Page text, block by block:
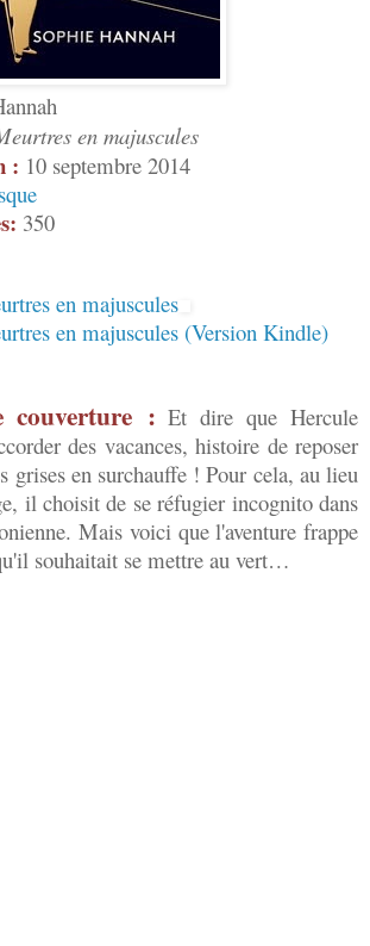
en majuscules
: 10 septembre 2014
350
en majuscules
en majuscules (Version Kindle)
couverture :Et dire que Hercule
des vacances, histoire de reposer
grises en surchauffe ! Pour cela, au lieu
il choisit de se réfugier incognito dans
Mais voici que l'aventure frappe
souhaitait se mettre au vert…